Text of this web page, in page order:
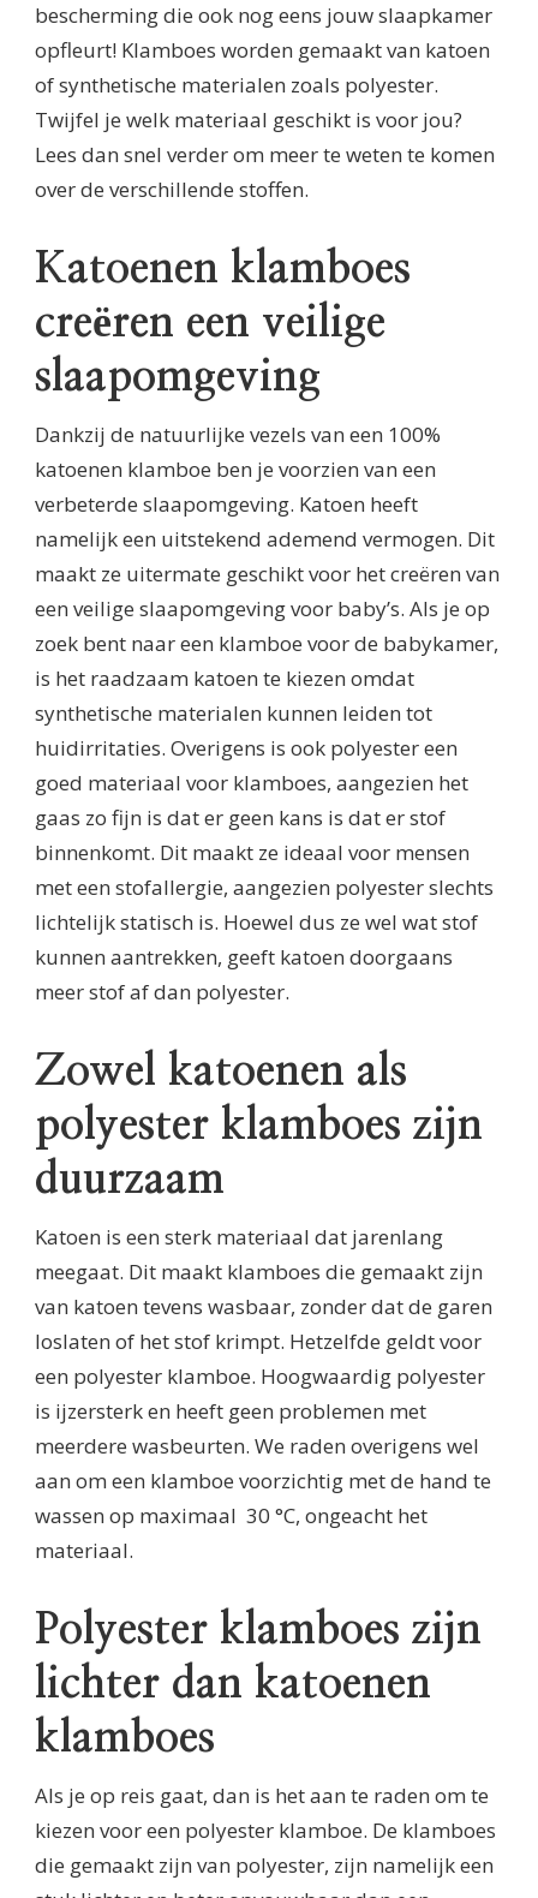
bescherming die ook nog eens jouw slaapkamer
opfleurt! Klamboes worden gemaakt van katoen
of synthetische materialen zoals polyester.
Twijfel je welk materiaal geschikt is voor jou?
Lees dan snel verder om meer te weten te komen
over de verschillende stoffen.
Katoenen klamboes
creëren een veilige
slaapomgeving
Dankzij de natuurlijke vezels van een 100%
katoenen klamboe ben je voorzien van een
verbeterde slaapomgeving. Katoen heeft
namelijk een uitstekend ademend vermogen. Dit
maakt ze uitermate geschikt voor het creëren van
een veilige slaapomgeving voor baby’s. Als je op
zoek bent naar een klamboe voor de babykamer,
is het raadzaam katoen te kiezen omdat
synthetische materialen kunnen leiden tot
huidirritaties. Overigens is ook polyester een
goed materiaal voor klamboes, aangezien het
gaas zo fijn is dat er geen kans is dat er stof
binnenkomt. Dit maakt ze ideaal voor mensen
met een stofallergie, aangezien polyester slechts
lichtelijk statisch is. Hoewel dus ze wel wat stof
kunnen aantrekken, geeft katoen doorgaans
meer stof af dan polyester.
Zowel katoenen als
polyester klamboes zijn
duurzaam
Katoen is een sterk materiaal dat jarenlang
meegaat. Dit maakt klamboes die gemaakt zijn
van katoen tevens wasbaar, zonder dat de garen
loslaten of het stof krimpt. Hetzelfde geldt voor
een polyester klamboe. Hoogwaardig polyester
is ijzersterk en heeft geen problemen met
meerdere wasbeurten. We raden overigens wel
aan om een klamboe voorzichtig met de hand te
wassen op maximaal 30 °C, ongeacht het
materiaal.
Polyester klamboes zijn
lichter dan katoenen
klamboes
Als je op reis gaat, dan is het aan te raden om te
kiezen voor een polyester klamboe. De klamboes
die gemaakt zijn van polyester, zijn namelijk een